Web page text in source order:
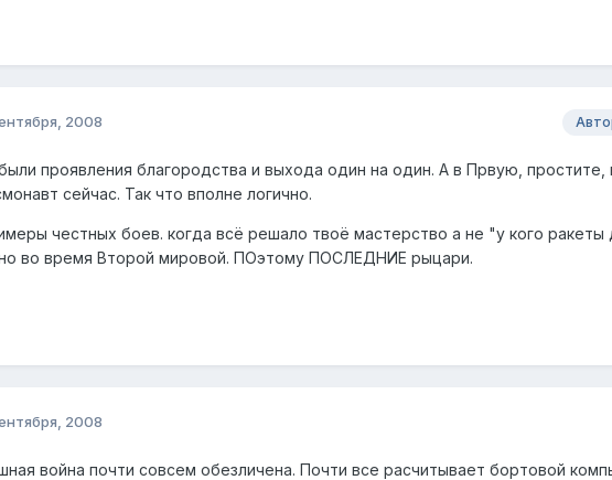
2008
проявления благородства и выхода один на один. А в Првую,
сейчас. Так что вполне логично.
честных боев. когда всё решало твоё мастерство а не "у кого ракеты
во время Второй мировой. ПОэтому ПОСЛЕДНИЕ рыцари.
2008
война почти совсем обезличена. Почти все расчитывает бортовой